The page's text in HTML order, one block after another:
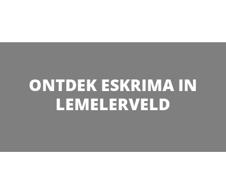
ONTDEK ESKRIMA IN
LEMELERVELD